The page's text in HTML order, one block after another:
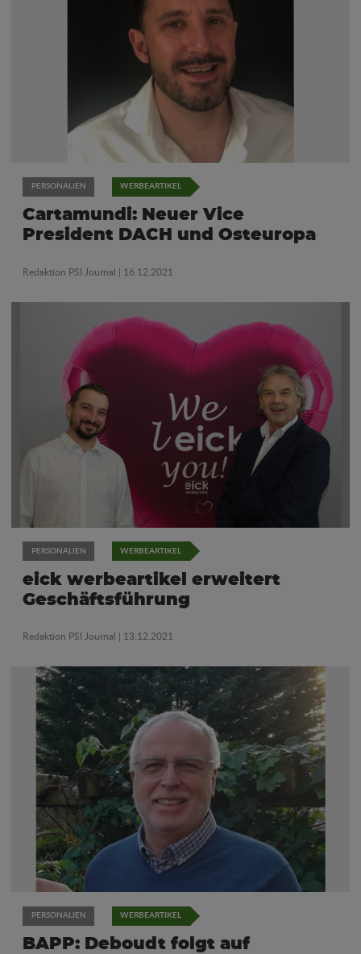
PERSONALIEN WERBEARTIKEL
Cartamundi: Neuer Vice
President DACH und Osteuropa
Redaktion PSI Journal | 16.12.2021
PERSONALIEN WERBEARTIKEL
eick werbeartikel erweitert
Geschäftsführung
Redaktion PSI Journal | 13.12.2021
PERSONALIEN WERBEARTIKEL
BAPP: Deboudt folgt auf